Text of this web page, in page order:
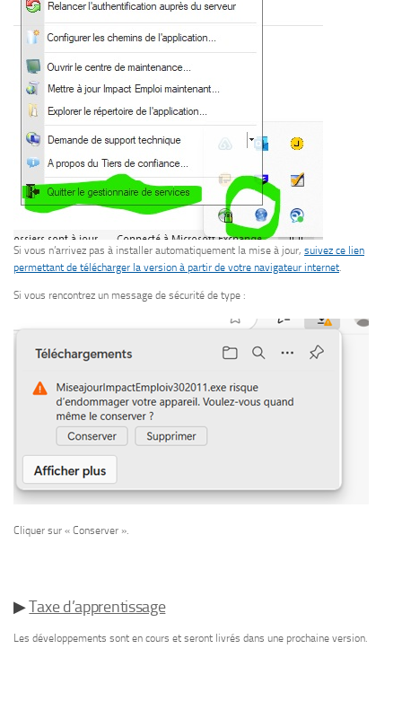
Si vous n’arrivez pas à installer automatiquement la mise à jour, suivez ce lien
permettant de télécharger la version à partir de votre navigateur internet
Si vous rencontrez un message de sécurité de type :
Cliquer sur « Conserver ».
▶Taxe d’apprentissage
Les développements sont en cours et seront livrés dans une prochaine version.